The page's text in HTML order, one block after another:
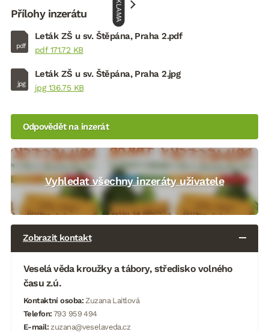
Přílohy inzerátu
pdf
Leták ZŠ u sv. Štěpána, Praha 2.pdf
pdf 171.72 KB
jpg
Leták ZŠ u sv. Štěpána, Praha 2.jpg
jpg 136.75 KB
Odpovědět na inzerát
Vyhledat všechny inzeráty uživatele
Zobrazit kontakt
Veselá věda kroužky a tábory, středisko volného
času z.ú.
Kontaktní osoba:Zuzana Laitlová
Telefon: 793 959 494
E-mail: zuzana@veselaveda.cz